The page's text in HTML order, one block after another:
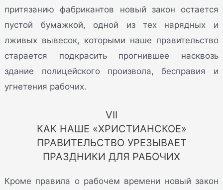
притязанию фабрикантов новый закон остается
пустой бумажкой, одной из тех нарядных и
лживых вывесок, которыми наше правительство
старается подкрасить прогнившее насквозь
здание полицейского произвола, бесправия и
угнетения рабочих.
VII
КАК НАШЕ «ХРИСТИАНСКОЕ»
ПРАВИТЕЛЬСТВО УРЕЗЫВАЕТ
ПРАЗДНИКИ ДЛЯ РАБОЧИХ
Кроме правила о рабочем времени новый закон